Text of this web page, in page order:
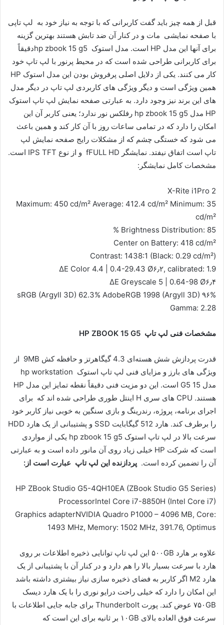
قبل از همه چیز باید گفت کاربرانی که با توجه به نیاز خود به لپ تاپی
با صفحه نمایشی مات و در کنار آن ضد تابش هستند بهترین گزینه
برای آنها این مدل HP است. مدل استوک hp zbook 15 g5دقیقاً
برای کاربرانی طراحی شده است که در محیط پرنور با لپ تاپ خود
کار می کنند. یکی از دلایل اصلی پرفروش بودن این مدل استوک HP
همین ویژگی است و دیگر ویژگی های کاربردی لپ تاپ در دیگر مدل
های این برند نیز وجود دارد. به عبارتی صفحه نمایش لپ تاپ استوک
HP مدل hp zbook 15 g5 رفلکس نور ندارد؛ یعنی کاربر آن این
امکان را دارد که در تمامی ساعات روز با آن کار کند و همین باعث
می شود که خستگی چشم که از مشکلات رایج صفحه نمایش لپ
تاپ است اتفاق نیفتد. نمایشگر fFULL HD و از نوع IPS TFT است.
مشخصات کامل نمایشگر:
X-Rite i1Pro 2
Maximum: 450 cd/m² Average: 412.4 cd/m² Minimum: 35
cd/m²
Brightness Distribution: 85 %
Center on Battery: 418 cd/m²
Contrast: 1438:1 (Black: 0.29 cd/m²)
ΔE Color 4.4 | 0.4-29.43 Ø۶٫۲, calibrated: 1.9
ΔE Greyscale 5 | 0.64-98 Ø۶٫۴
۹۶% sRGB (Argyll 3D) 62.3% AdobeRGB 1998 (Argyll 3D)
Gamma: 2.28
مشخصات فنی لپ تاپ
قدرت پردازش شش هسته‌ای 4.3 گیگاهرتز و حافظه کش 9MB از
ویژگی های بارز و مزایای فنی لپ تاپ استوک hp workstation
مدل 15 G5 است. این دو مزیت فنی دقیقاً نقطه تمایز این مدل HP
هستند. CPU های سری H اینتل طوری طراحی شده اند که برای
اجرای برنامه‌، پروژه‌، رندرینگ و بازی‌ سنگین به خوبی نیاز کاربر خود
را برطرف کند. هارد 512 گیگابایت SSD و پشتیبانی از یک هارد HDD
سرعت بالا در لپ تاپ استوک hp zbook 15 g5 یکی از مواردی
است که شرکت HP خیلی زیاد روی آن مانور داده است و به عبارتی
آن را تضمین کرده است. پردازنده این لپ تاپ عبارت است از:
HP ZBook Studio G5-4QH10EA (ZBook Studio G5 Series)
ProcessorIntel Core i7-8850H (Intel Core i7)
Graphics adapterNVIDIA Quadro P1000 – 4096 MB, Core:
1493 MHz, Memory: 1502 MHz, 391.76, Optimus
علاوه بر هارد ۵۰۰GB این لپ تاپ توانایی ذخیره اطلاعات بر روی
هارد با سرعت بسیار بالا را هم دارد و در کنار آن با پشتیبانی از یک
هارد M2 اگر کاربر به فضای ذخیره سازی نیاز بیشتری داشته باشد
این امکان را دارد که خیلی راحت درایو نوری را با یک هارد دیسک
۷۵۰GB عوض کند. پورت Thunderbolt برای جابه جایی اطلاعات با
سرعت فوق العاده بالای ۱۰GB بر ثانیه برای این است که